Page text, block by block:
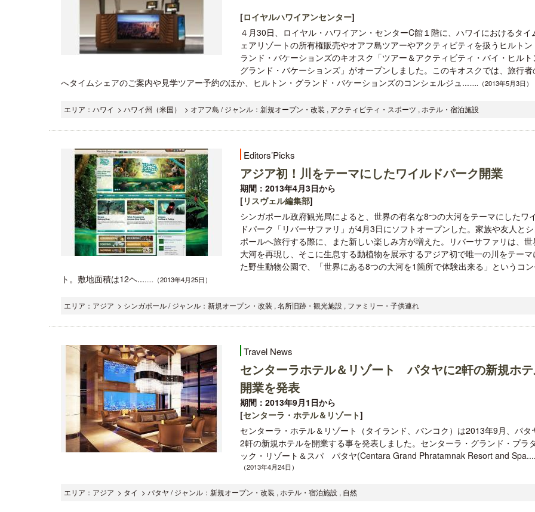
[ロイヤルハワイアンセンター]
４月30日、ロイヤル・ハワイアン・センターC館１階に、ハワイにおけるタイ
ェアリゾートの所有権販売やオアフ島ツアーやアクティビティを扱うヒルトン
ランド・バケーションズのキオスク「ツアー＆アクティビティ・バイ・ヒルト
グランド・バケーションズ」がオープンしました。このキオスクでは、旅行者
へタイムシェアのご案内や見学ツアー予約のほか、ヒルトン・グランド・バケーションズのコンシェルジュ........（2013年5月3日）
エリア：ハワイ > ハワイ州（米国） > オアフ島 / ジャンル：新規オープン・改装 , アクティビティ・スポーツ , ホテル・宿泊施設
Editors’Picks
アジア初！川をテーマにしたワイルドパーク開業
期間：2013年4月3日から
[リスヴェル編集部]
シンガポール政府観光局によると、世界の有名な8つの大河をテーマにしたワ
ドパーク「リバーサファリ」が4月3日にソフトオープンした。家族や友人と
ポールへ旅行する際に、また新しい楽しみ方が増えた。リバーサファリは、世
大河を再現し、そこに生息する動植物を展示するアジア初で唯一の川をテーマ
た野生動物公園で、「世界にある8つの大河を1箇所で体験出来る」というコ
ト。敷地面積は12ヘ........（2013年4月25日）
エリア：アジア > シンガポール / ジャンル：新規オープン・改装 , 名所旧跡・観光施設 , ファミリー・子供連れ
Travel News
センターラホテル＆リゾート パタヤに2軒の新規ホ
開業を発表
期間：2013年9月1日から
[センターラ・ホテル＆リゾート]
センターラ・ホテル＆リゾート（タイランド、バンコク）は2013年9月、パタ
2軒の新規ホテルを開業する事を発表しました。センターラ・グランド・プラ
ック・リゾート＆スパ パタヤ(Centara Grand Phratamnak Resort and Spa...
（2013年4月24日）
エリア：アジア > タイ > パタヤ / ジャンル：新規オープン・改装 , ホテル・宿泊施設 , 自然